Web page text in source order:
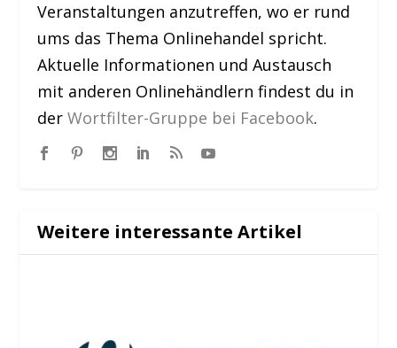
Veranstaltungen anzutreffen, wo er rund
ums das Thema Onlinehandel spricht.
Aktuelle Informationen und Austausch
mit anderen Onlinehändlern findest du in
derWortfilter-Gruppe bei Facebook.
Weitere interessante Artikel